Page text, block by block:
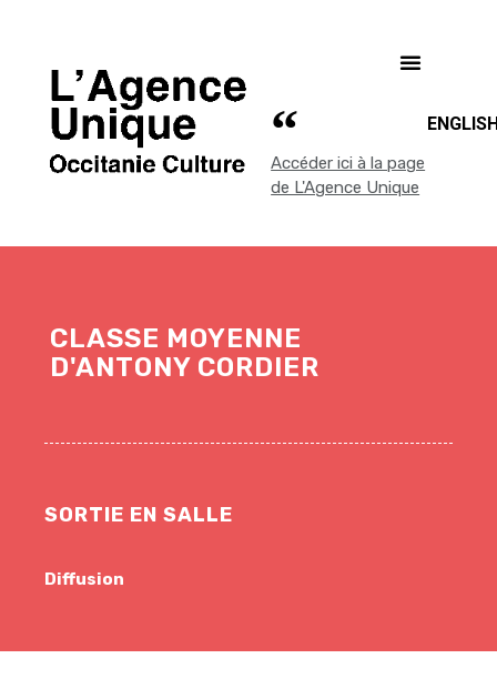
Accéder ici à la page
de L'Agence Unique
CLASSE MOYENNE
D'ANTONY CORDIER
SORTIE EN SALLE
Diffusion